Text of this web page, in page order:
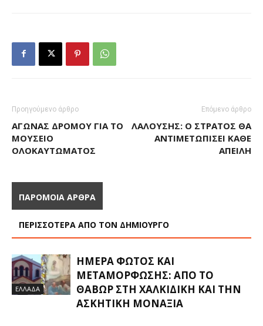
Προηγούμενο άρθρο
ΑΓΏΝΑΣ ΔΡΌΜΟΥ ΓΙΑ ΤΟ
ΜΟΥΣΕΊΟ
ΟΛΟΚΑΥΤΏΜΑΤΟΣ
Επόμενο άρθρο
ΛΑΛΟΎΣΗΣ: Ο ΣΤΡΑΤΌΣ ΘΑ
ΑΝΤΙΜΕΤΩΠΊΣΕΙ ΚΆΘΕ
ΑΠΕΙΛΉ
ΠΑΡΟΜΟΙΑ ΑΡΘΡΑ
ΠΕΡΙΣΣΟΤΕΡΑ ΑΠΟ ΤΟΝ ΔΗΜΙΟΥΡΓΟ
ΕΛΛΑΔΑ
ΗΜΈΡΑ ΦΩΤΌΣ ΚΑΙ
ΜΕΤΑΜΌΡΦΩΣΗΣ: ΑΠΌ ΤΟ
ΘΑΒΏΡ ΣΤΗ ΧΑΛΚΙΔΙΚΉ ΚΑΙ ΤΗΝ
ΑΣΚΗΤΙΚΉ ΜΟΝΑΞΙΆ